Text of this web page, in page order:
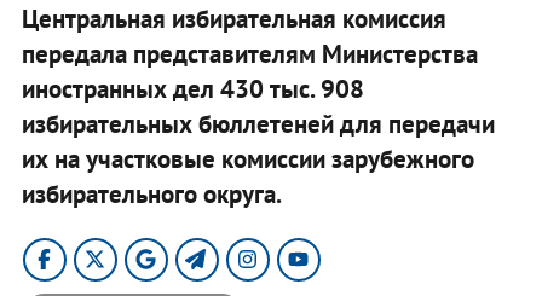
Центральная избирательная комиссия
передала представителям Министерства
иностранных дел 430 тыс. 908
избирательных бюллетеней для передачи
их на участковые комиссии зарубежного
избирательного округа.